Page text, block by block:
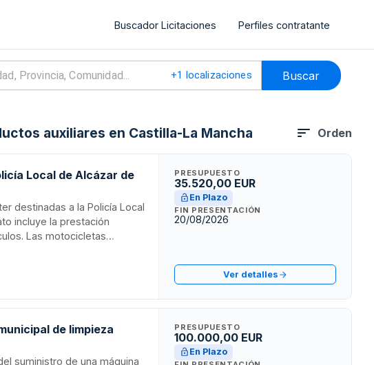
Buscador Licitaciones Perfiles contratante
+1 localizaciones Buscar
auxiliares en Castilla-La Mancha Orden
Local de Alcázar de
destinadas a la Policía Local
incluye la prestación
Las motocicletas
La adjudicación se realizará
mejor relación calidad-
PRESUPUESTO
35.520,00 EUR
En Plazo
FIN PRESENTACIÓN
20/08/2026
Ver detalles
de limpieza
suministro de una máquina
PRESUPUESTO
100.000,00 EUR
En Plazo